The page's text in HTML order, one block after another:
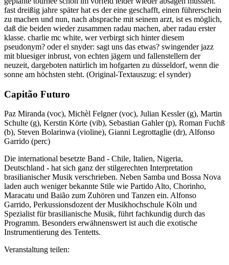
fast dreißig jahre später hat es der eine geschafft, einen führerschein
zu machen und nun, nach absprache mit seinem arzt, ist es möglich,
daß die beiden wieder zusammen radau machen, aber radau erster
klasse. charlie mc white, wer verbirgt sich hinter diesem
pseudonym? oder el snyder: sagt uns das etwas? swingender jazz
mit bluesiger inbrust, von echten jägern und fallenstellern der
neuzeit, dargeboten natürlich im hofgarten zu düsseldorf, wenn die
sonne am höchsten steht. (Original-Textauszug: el synder)
Capitão Futuro
Paz Miranda (voc), Michèl Felgner (voc), Julian Kessler (g), Martin
Schulte (g), Kerstin Körte (vib), Sebastian Gahler (p), Roman Fuchß
(b), Steven Bolarinwa (violine), Gianni Legrottaglie (dr), Alfonso
Garrido (perc)
Die international besetzte Band - Chile, Italien, Nigeria,
Deutschland - hat sich ganz der stilgerechten Interpretation
brasilianischer Musik verschrieben. Neben Samba und Bossa Nova
laden auch weniger bekannte Stile wie Partido Alto, Chorinho,
Maracatu und Baião zum Zuhören und Tanzen ein. Alfonso
Garrido, Perkussionsdozent der Musikhochschule Köln und
Spezialist für brasilianische Musik, führt fachkundig durch das
Programm. Besonders erwähnenswert ist auch die exotische
Instrumentierung des Tentetts.
Veranstaltung teilen: